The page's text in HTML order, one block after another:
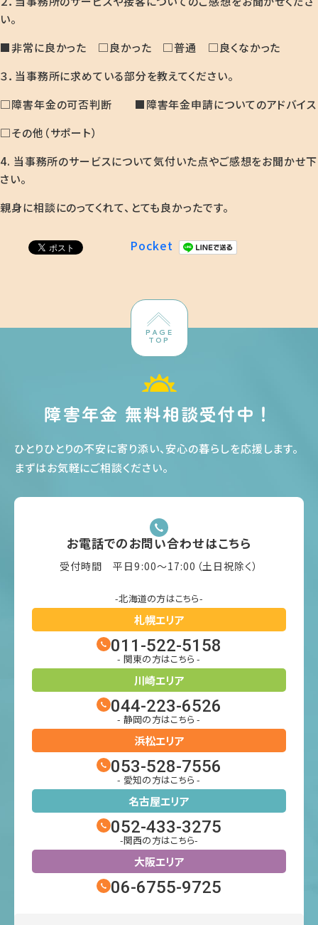
い。
■非常に良かった □良かった □普通 □良くなかった
３．当事務所に求めている部分を教えてください。
□障害年金の可否判断 ■障害年金申請についてのアドバイス
□その他（サポート）
4. 当事務所のサービスについて気付いた点やご感想をお聞かせ下
さい。
親身に相談にのってくれて、とても良かったです。
Pocket
PAGE
TOP
障害年金 無料相談受付中！
ひとりひとりの不安に寄り添い、安心の暮らしを応援します。
まずはお気軽にご相談ください。
お電話でのお問い合わせはこちら
受付時間 平日9:00〜17:00（土日祝除く）
-北海道の方はこちら-
札幌エリア
011-522-5158
- 関東の方はこちら -
川崎エリア
044-223-6526
- 静岡の方はこちら -
浜松エリア
053-528-7556
- 愛知の方はこちら -
名古屋エリア
052-433-3275
-関西の方はこちら-
大阪エリア
06-6755-9725